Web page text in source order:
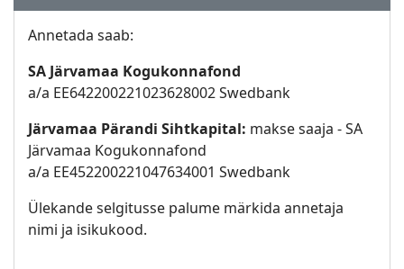
Annetada saab:
SA Järvamaa Kogukonnafond
a/a EE642200221023628002 Swedbank
Järvamaa Pärandi Sihtkapital: makse saaja - SA
Järvamaa Kogukonnafond
a/a EE452200221047634001 Swedbank
Ülekande selgitusse palume märkida annetaja
nimi ja isikukood.